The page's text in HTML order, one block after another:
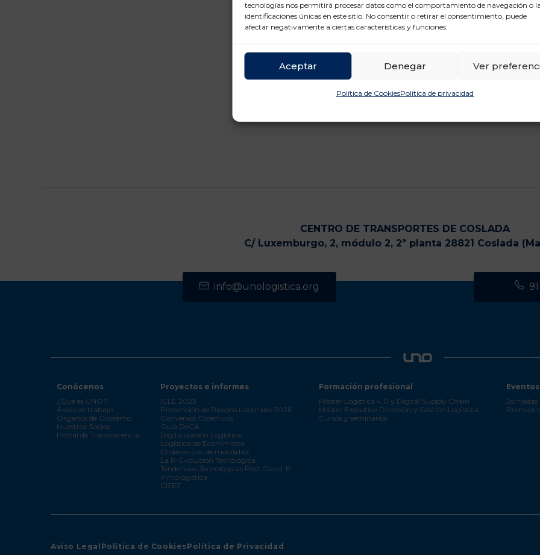
tecnologías nos permitirá procesar datos como el comportamiento de navegación o
identificaciones únicas en este sitio. No consentir o retirar el consentimiento, puede
afectar negativamente a ciertas características y funciones.
Aceptar Denegar Ver
Política de CookiesPolítica de privacidad
CENTRO DE TRANSPORTES DE COSLADA
C/ Luxemburgo, 2, módulo 2, 2ª planta 28821 Coslada
info@unologistica.org
Conócenos
¿Qué es UNO?
Áreas de trabajo
Órganos de Gobierno
Nuestros Socios
Portal de Transparencia
Proyectos e informes
ICLE 2023
Prevención de Riesgos Laborales 2026
Convenios Colectivos
Guía DeCA
Digitalización Logística
Logística de Ecommerce
Ordenanzas de movilidad
La R-Evolución Tecnológica
Tendencias Tecnológicas Post Covid-19
Inmologística
CITET
Formación profesional
Máster Logística 4.0 y Digital Supply Chain
Máster Executive Dirección y Gestión Logística
Cursos y seminarios
Eventos
Jornadas
Premios
Aviso Legal Política de CookiesPolítica de Privacidad